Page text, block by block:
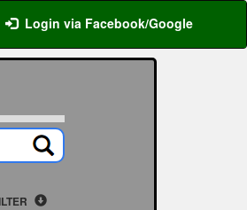
Login via Facebook/Google